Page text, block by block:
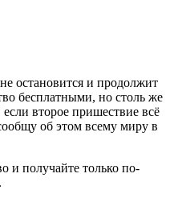
остановится и продолжит
бесплатными, но столь же
второе пришествие всё
об этом всему миру в
и получайте только по-